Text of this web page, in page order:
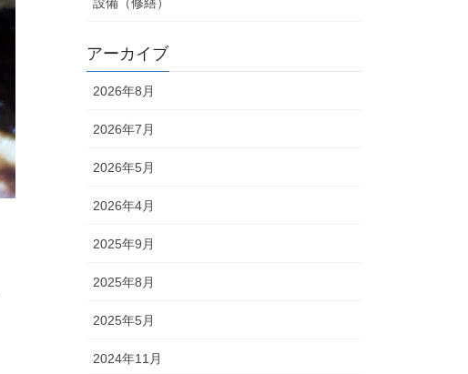
アーカイブ
2026年8月
2026年7月
2026年5月
2026年4月
2025年9月
2025年8月
2025年5月
2024年11月